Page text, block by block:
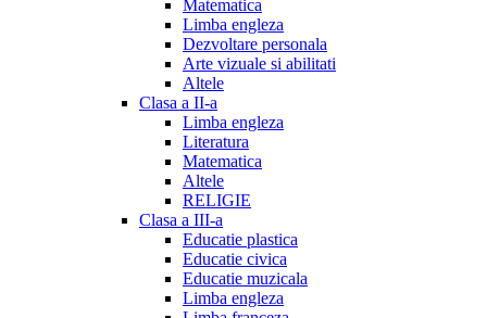
Matematica
Limba engleza
Dezvoltare personala
Arte vizuale si abilitati
Altele
Clasa a II-a
Limba engleza
Literatura
Matematica
Altele
RELIGIE
Clasa a III-a
Educatie plastica
Educatie civica
Educatie muzicala
Limba engleza